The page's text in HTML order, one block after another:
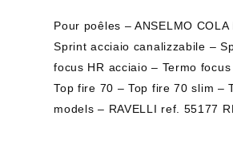
Pour poêles – ANSELMO
Sprint acciaio canalizzabile –
focus HR acciaio – Termo
Top fire 70 – Top fire 70 slim –
models – RAVELLI ref. 55177